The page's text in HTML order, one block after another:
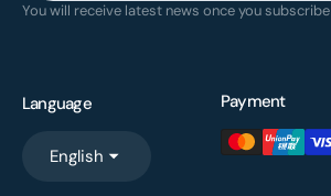
You will receive latest news once you subscribe
Language
English
Payment